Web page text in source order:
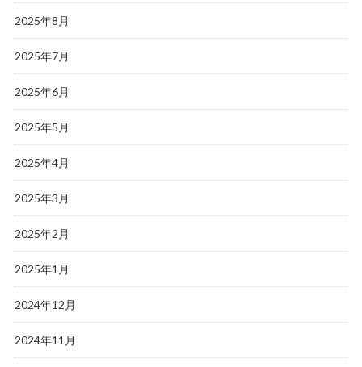
2025年8月
2025年7月
2025年6月
2025年5月
2025年4月
2025年3月
2025年2月
2025年1月
2024年12月
2024年11月